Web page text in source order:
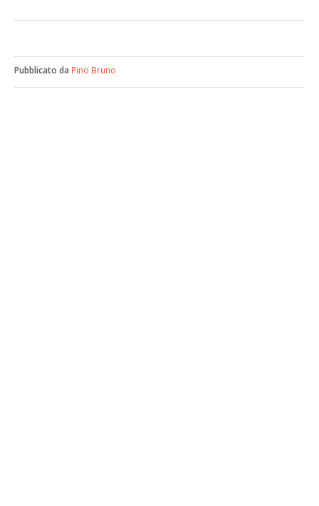
Pubblicato da Pino Bruno